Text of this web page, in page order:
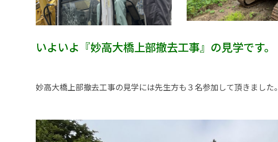
いよいよ『妙高大橋上部撤去工事』の見学です。
妙高大橋上部撤去工事の見学には先生方も３名参加して頂きました。